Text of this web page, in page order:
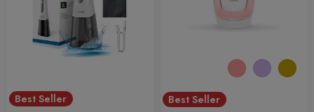
Best Seller
Best Seller